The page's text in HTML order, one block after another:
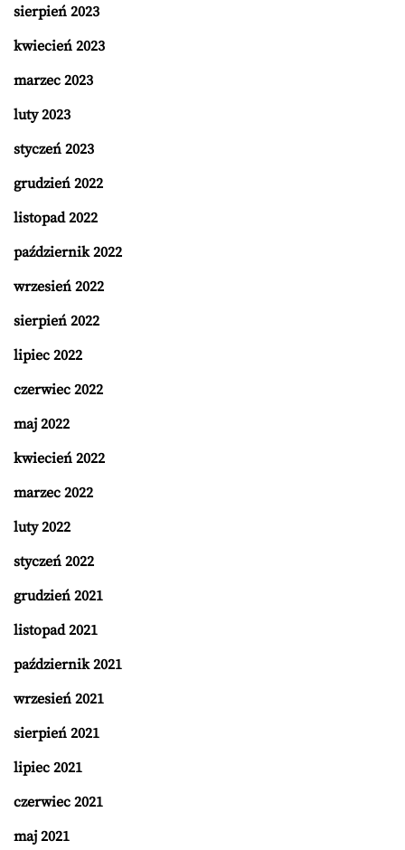
sierpień 2023
kwiecień 2023
marzec 2023
luty 2023
styczeń 2023
grudzień 2022
listopad 2022
październik 2022
wrzesień 2022
sierpień 2022
lipiec 2022
czerwiec 2022
maj 2022
kwiecień 2022
marzec 2022
luty 2022
styczeń 2022
grudzień 2021
listopad 2021
październik 2021
wrzesień 2021
sierpień 2021
lipiec 2021
czerwiec 2021
maj 2021